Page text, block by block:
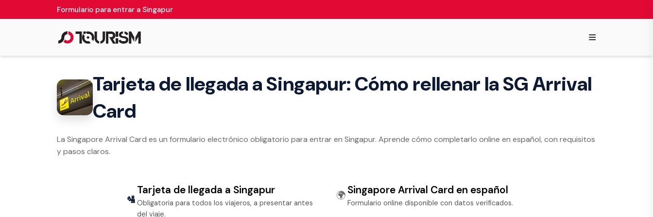
Formulario para entrar a Singapur
≡
Tarjeta de llegada a Singapur: Cómo rellenar la SG Arrival
Card
La Singapore Arrival Card es un formulario electrónico obligatorio para entrar en Singapur. Aprende cómo completarlo online en español, con requisitos
y pasos claros.
🛂
Tarjeta de llegada a Singapur
Obligatoria para todos los viajeros, a presentar antes
del viaje.
🌍 Singapore Arrival Card en español
Formulario online disponible con datos verificados.